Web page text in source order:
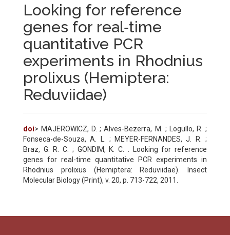
Looking for reference
genes for real‐time
quantitative PCR
experiments in Rhodnius
prolixus (Hemiptera:
Reduviidae)
doi> MAJEROWICZ, D. ; Alves-Bezerra, M. ; Logullo, R. ;
Fonseca-de-Souza, A. L. ; MEYER-FERNANDES, J. R. ;
Braz, G. R. C. ; GONDIM, K. C. . Looking for reference
genes for real-time quantitative PCR experiments in
Rhodnius prolixus (Hemiptera: Reduviidae). Insect
Molecular Biology (Print), v. 20, p. 713-722, 2011.